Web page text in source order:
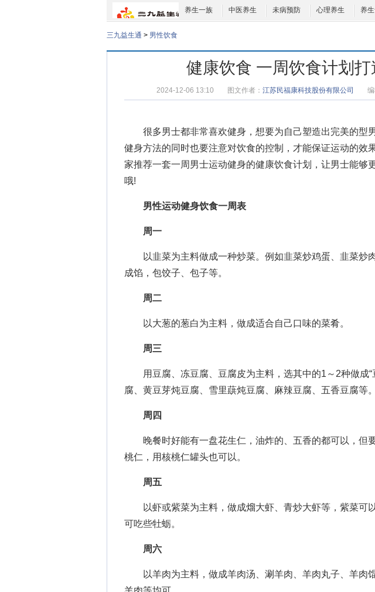
养生一族 中医养生 未病预防 心理养生 养
三九益生通 > 男性饮食
健康饮食 一周饮食计划打
2024-12-06 13:10 图文作者： 江苏民福康科技股份有限公司 编
很多男士都非常喜欢健身，想要为自己塑造出完美的型
健身方法的同时也要注意对饮食的控制，才能保证运动的效
家推荐一套一周男士运动健身的健康饮食计划，让男士能够
哦!
男性运动健身饮食一周表
周一
以韭菜为主料做成一种炒菜。例如韭菜炒鸡蛋、韭菜炒
成馅，包饺子、包子等。
周二
以大葱的葱白为主料，做成适合自己口味的菜肴。
周三
用豆腐、冻豆腐、豆腐皮为主料，选其中的1～2种做成“
腐、黄豆芽炖豆腐、雪里蕻炖豆腐、麻辣豆腐、五香豆腐等。
周四
晚餐时好能有一盘花生仁，油炸的、五香的都可以，但
桃仁，用核桃仁罐头也可以。
周五
以虾或紫菜为主料，做成熘大虾、青炒大虾等，紫菜可
可吃些牡蛎。
周六
以羊肉为主料，做成羊肉汤、涮羊肉、羊肉丸子、羊肉